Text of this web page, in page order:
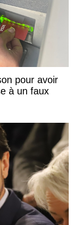
pour avoir
à un faux